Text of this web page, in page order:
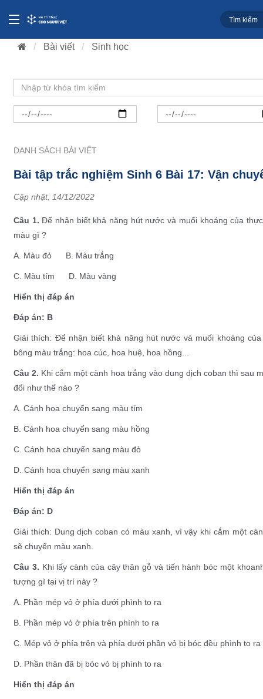
Bài viết Sinh học
DANH SÁCH BÀI VIẾT
Bài tập trắc nghiệm Sinh 6 Bài 17: Vận
Cập nhật: 14/12/2022
Câu 1. Để nhận biết khả năng hút nước và muối khoáng của
màu gì ?
A. Màu đỏ B. Màu trắng
C. Màu tím D. Màu vàng
Hiển thị đáp án
Đáp án: B
Giải thích: Để nhận biết khả năng hút nước và muối khoáng
bông màu trắng: hoa cúc, hoa huệ, hoa hồng...
Câu 2. Khi cắm một cành hoa trắng vào dung dịch coban thì sau
đổi như thế nào ?
A. Cánh hoa chuyển sang màu tím
B. Cánh hoa chuyển sang màu hồng
C. Cánh hoa chuyển sang màu đỏ
D. Cánh hoa chuyển sang màu xanh
Hiển thị đáp án
Đáp án: D
Giải thích: Dung dịch coban có màu xanh, vì vậy khi cắm một
sẽ chuyển màu xanh.
Câu 3. Khi lấy cành của cây thân gỗ và tiến hành bóc một
tượng gì tại vị trí này ?
A. Phần mép vỏ ở phía dưới phình to ra
B. Phần mép vỏ ở phía trên phình to ra
C. Mép vỏ ở phía trên và phía dưới phần vỏ bị bóc đều phình to ra
D. Phần thân đã bị bóc vỏ bị phình to ra
Hiển thị đáp án